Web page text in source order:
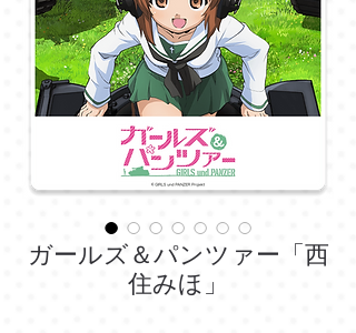
ガールズ＆パンツァー「西
住みほ」